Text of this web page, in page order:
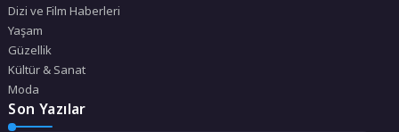
Dizi ve Film Haberleri
Yaşam
Güzellik
Kültür & Sanat
Moda
Son Yazılar